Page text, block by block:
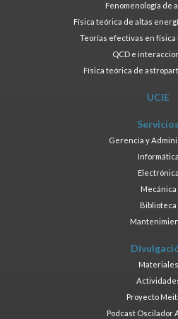
Fenomenología de
Física teórica de altas
Teorías efectivas en
QCD e
Física teórica de
UCIE
Servicios
Gerencia y
Informática
Electrónica
Mecánica
Biblioteca
Materiales
Proyecto
Podcast Oscilador